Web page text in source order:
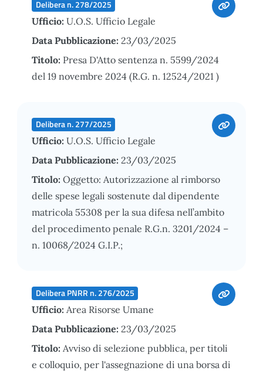
Delibera n. 278/2025
Ufficio: U.O.S. Ufficio Legale
Data Pubblicazione: 23/03/2025
Titolo: Presa D'Atto sentenza n. 5599/2024
del 19 novembre 2024 (R.G. n. 12524/2021 )
Delibera n. 277/2025
Ufficio: U.O.S. Ufficio Legale
Data Pubblicazione: 23/03/2025
Titolo: Oggetto: Autorizzazione al rimborso
delle spese legali sostenute dal dipendente
matricola 55308 per la sua difesa nell’ambito
del procedimento penale R.G.n. 3201/2024 –
n. 10068/2024 G.I.P.;
Delibera PNRR n. 276/2025
Ufficio: Area Risorse Umane
Data Pubblicazione: 23/03/2025
Titolo: Avviso di selezione pubblica, per titoli
e colloquio, per l'assegnazione di una borsa di